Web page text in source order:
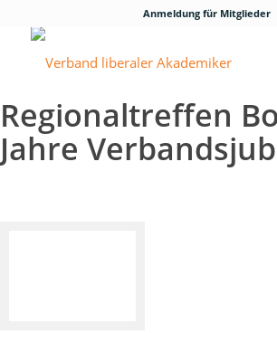
Anmeldung für Mitglieder
Regionaltreffen
Jahre